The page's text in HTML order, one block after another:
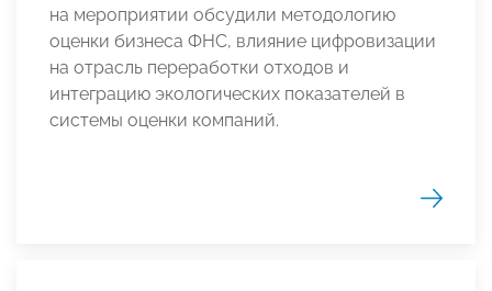
на мероприятии обсудили методологию
оценки бизнеса ФНС, влияние цифровизации
на отрасль переработки отходов и
интеграцию экологических показателей в
системы оценки компаний.